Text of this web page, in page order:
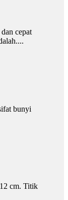
cepat
bunyi
cm. Titik